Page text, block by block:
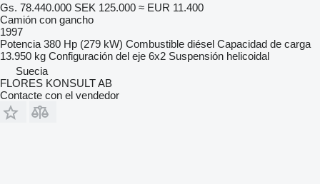
Gs. 78.440.000 SEK 125.000 ≈ EUR 11.400
Camión con gancho
1997
Potencia 380 Hp (279 kW) Combustible diésel Capacidad de carga
13.950 kg Configuración del eje 6x2 Suspensión helicoidal
Suecia
FLORES KONSULT AB
Contacte con el vendedor